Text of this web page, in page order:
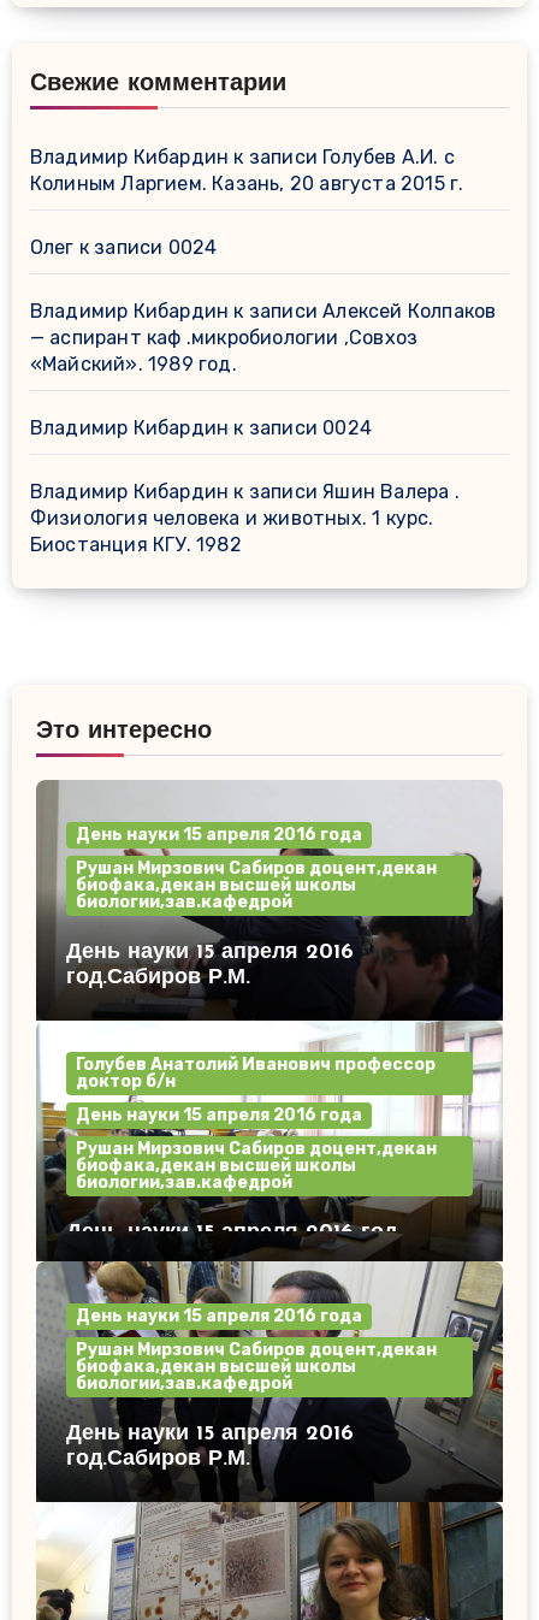
Свежие комментарии
Владимир Кибардин к записи Голубев А.И. с
Колиным Ларгием. Казань, 20 августа 2015 г.
Олег к записи 0024
Владимир Кибардин к записиАлексей Колпаков
— аспирант каф .микробиологии ,Совхоз
«Майский». 1989 год.
Владимир Кибардин к записи 0024
Владимир Кибардин к записи Яшин Валера .
Физиология человека и животных. 1 курс.
Биостанция КГУ. 1982
Это интересно
День науки 15 апреля 2016 года
Рушан Мирзович Сабиров доцент,декан
биофака,декан высшей школы
биологии,зав.кафедрой
День науки 15 апреля 2016
год.Сабиров Р.М.
Голубев Анатолий Иванович профессор
доктор б/н
День науки 15 апреля 2016 года
Рушан Мирзович Сабиров доцент,декан
биофака,декан высшей школы
биологии,зав.кафедрой
День науки 15 апреля 2016 год.
День науки 15 апреля 2016 года
Рушан Мирзович Сабиров доцент,декан
биофака,декан высшей школы
биологии,зав.кафедрой
День науки 15 апреля 2016
год.Сабиров Р.М.